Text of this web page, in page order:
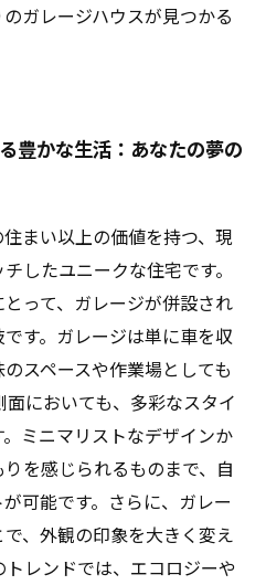
ガレージハウスが見つかる
豊かな生活：あなたの夢の
まい以上の価値を持つ、現
したユニークな住宅です。
って、ガレージが併設され
す。ガレージは単に車を収
スペースや作業場としても
においても、多彩なスタイ
ミニマリストなデザインか
を感じられるものまで、自
可能です。さらに、ガレー
、外観の印象を大きく変え
レンドでは、エコロジーや